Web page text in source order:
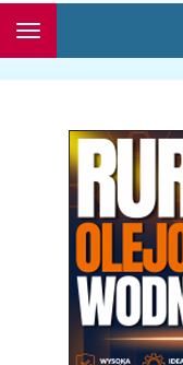
Rozwiń